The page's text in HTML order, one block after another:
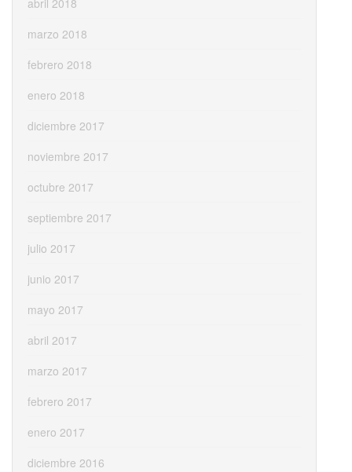
abril 2018
marzo 2018
febrero 2018
enero 2018
diciembre 2017
noviembre 2017
octubre 2017
septiembre 2017
julio 2017
junio 2017
mayo 2017
abril 2017
marzo 2017
febrero 2017
enero 2017
diciembre 2016